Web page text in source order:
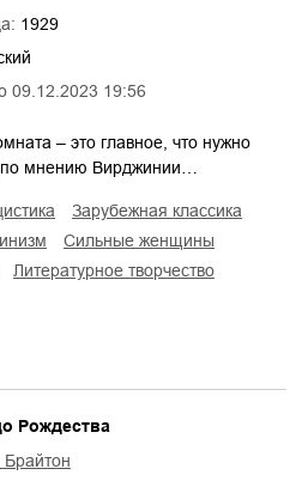
09.12.2023 19:56
1929
– это главное, что нужно
по мнению Вирджинии…
зарубежная классика
сильные женщины
литературное творчество
Рождества